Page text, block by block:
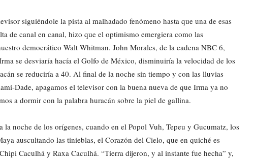
siguiéndole la pista al malhadado fenómeno hasta que una de esas
de canal en canal, hizo que el optimismo emergiera como las
democrático Walt Whitman. John Morales, de la cadena NBC 6,
se desviaría hacía el Golfo de México, disminuiría la velocidad de los
se reduciría a 40. Al final de la noche sin tiempo y con las lluvias
Dade, apagamos el televisor con la buena nueva de que Irma ya no
a dormir con la palabra huracán sobre la piel de gallina.
la noche de los orígenes, cuando en el Popol Vuh, Tepeu y Gucumatz, los
auscultando las tinieblas, el Corazón del Cielo, que en quiché es
Caculhá y Raxa Caculhá. “Tierra dijeron, y al instante fue hecha” y,